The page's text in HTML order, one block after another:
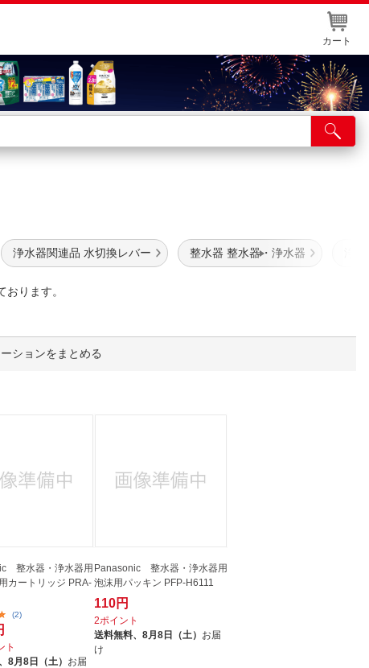
カート
店舗情報・店舗一覧
人窓口
English / 中文
浄水器関連品 水切換レバー 整水器 整水器・浄水器
ります。
ションをまとめる
整水器・浄水器用
カートリッジ PRA-
(2)
ト
8月8日（土） お届
Panasonic 整水器・浄水器用
泡沫用パッキン PFP-H6111
110円
2ポイント
送料無料、 8月8日（土） お届
け